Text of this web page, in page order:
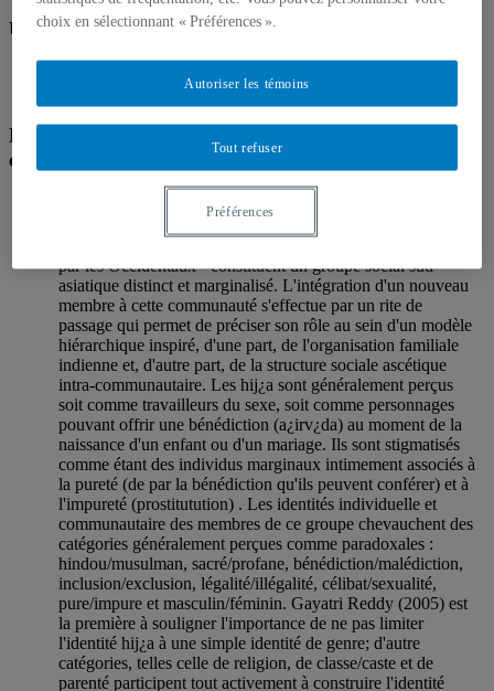
Unités de recherche
Projets de recherche et/ou de recherche-création en
cours
Identités hijra (transgenres) en territoire sud-asiatique
par les Occidentaux - constituent un groupe social sud-
asiatique distinct et marginalisé. L'intégration d'un nouveau
membre à cette communauté s'effectue par un rite de
passage qui permet de préciser son rôle au sein d'un modèle
hiérarchique inspiré, d'une part, de l'organisation familiale
indienne et, d'autre part, de la structure sociale ascétique
intra-communautaire. Les hij¿a sont généralement perçus
soit comme travailleurs du sexe, soit comme personnages
pouvant offrir une bénédiction (a¿irv¿da) au moment de la
naissance d'un enfant ou d'un mariage. Ils sont stigmatisés
comme étant des individus marginaux intimement associés à
la pureté (de par la bénédiction qu'ils peuvent conférer) et à
l'impureté (prostitutution) . Les identités individuelle et
communautaire des membres de ce groupe chevauchent des
catégories généralement perçues comme paradoxales :
hindou/musulman, sacré/profane, bénédiction/malédiction,
inclusion/exclusion, légalité/illégalité, célibat/sexualité,
pure/impure et masculin/féminin. Gayatri Reddy (2005) est
la première à souligner l'importance de ne pas limiter
l'identité hij¿a à une simple identité de genre; d'autre
catégories, telles celle de religion, de classe/caste et de
parenté participent tout activement à construire l'identité
choix en sélectionnant « Préférences ».
Tout refuser
Autoriser les témoins
Préférences